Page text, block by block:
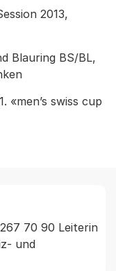
2013,
Blauring BS/BL,
«men’s swiss cup
70 90 Leiterin
und